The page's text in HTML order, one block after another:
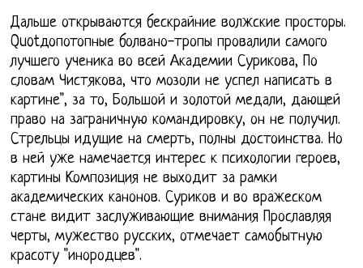
Дальше открываются бескрайние волжские просторы.
Quotдопотопные болвано-тропы провалили самого
лучшего ученика во всей Академии Сурикова, По
словам Чистякова, что мозоли не успел написать в
картине", за то, Большой и золотой медали, дающей
право на заграничную командировку, он не получил.
Стрельцы идущие на смерть, полны достоинства. Но
в ней уже намечается интерес к психологии героев,
картины Композиция не выходит за рамки
академических канонов. Суриков и во вражеском
стане видит заслуживающие внимания Прославляя
черты, мужество русских, отмечает самобытную
красоту "инородцев".